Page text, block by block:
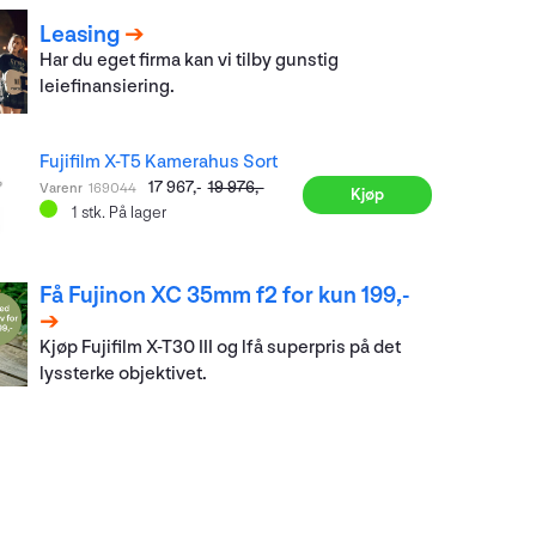
Leasing
Har du eget firma kan vi tilby gunstig
leiefinansiering.
Fujifilm X-T5 Kamerahus Sort
Varenr 169044 17 967,- 19 976,-
1 stk. På lager
Få Fujinon XC 35mm f2 for kun 199,-
Kjøp Fujifilm X-T30 III og lfå superpris på det
lyssterke objektivet.